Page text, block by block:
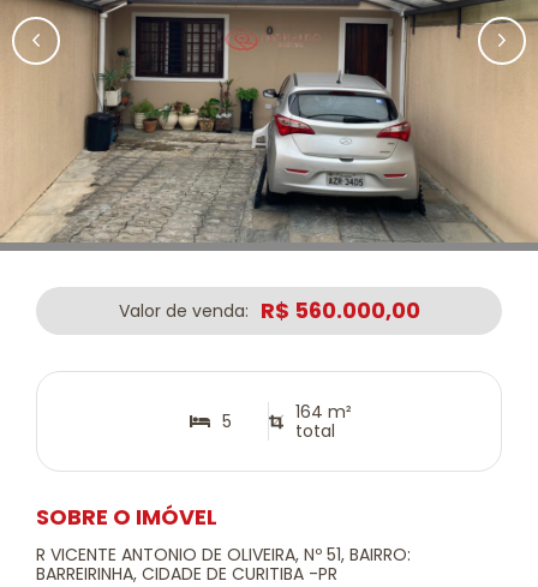
Valor de venda: R$ 560.000,00
5
164 m²
total
SOBRE O IMÓVEL
R VICENTE ANTONIO DE OLIVEIRA, Nº 51, BAIRRO:
BARREIRINHA, CIDADE DE CURITIBA -PR